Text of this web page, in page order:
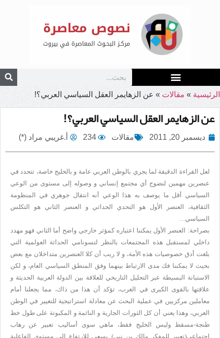
الرئيسية » مقالات » عن الزهايمر العقل السياسي العربي؟!
عن الزهايمر العقل السياسي العربي؟!
ديسمبر 20, 2011 مقالات 234 أ.غريبي مراد (*)
لعل القراءة الدقيقة لما يجري بالوطن العربي عامة و بالخليج خاصة، تتحدد في
عنصرين مهمين لنضوج أي مجتمع إنساني و وصوله إلى مستوى من الوعي
السياسي أقل ما يوصف به هذا الوعي أنه انتقال جوهري في المنظومة
الثقافية، العنصر الأول هو التحدي الحداثي و العنصر الثاني هو التكلس
السياسي…
بصراحة: العنصر الأول يمكننا اعتباره كمؤثر خارجي واضح أما الثاني فهو مهدد
داخلي لمستقبل هذه المجتمعات بالنظر لتسونامي الحداثة العولمية التي
بلغت أدق خصوصيات هذه الأمة، و لا ريب أن كلا العنصرين متداخلان مع بعض
بحيث لا يمكننا فك مدى الارتباط بينهما وفق المنطق السياسي العام، و لكن
الاستبانة البسيطة عبر التحليل التاريخي للعلاقة بين الدولة العربية الحديثة و
علاقتها بالقوى الكبرى في الغرب، تؤكد أن هذا من ذاك، مما يجعلنا أمام
معاملين مركزيين في عملية البحث عن معادلة استراتيجية للتغيير في الوطن
العربي، وهذا يعني أن كل الثورات الجارية و النائمة و المكبوتة على طول خط
طنجة-مسقط وليس الخليج فقط، ماهي سوى أساليب تعبير عن رهاب
اجتماعي(تعبير للمفكر مالك بن نبي) يسعى للارتفاع إلى مستوى الفاعلية